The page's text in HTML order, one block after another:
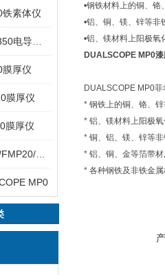
素体仪
厚仪
膜厚仪
膜厚仪
MP0
•钢铁材料上的铜、
•铝、铜、镁、锌等
•铝、镁材料上阳极氧
DUALSCOPE MP0
DUALSCOPE MP0
* 钢铁上的铜、铬、
* 铝、镁材料上阳极
* 铜、铝、镁、锌等
* 铝、铜、金等箔带
* 各种钢铁及非铁金